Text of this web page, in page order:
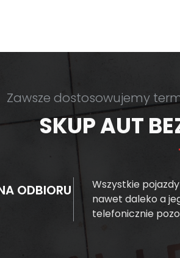
Zawsze dostosowujemy
SKUP AUT
ODBIORU
Wszystkie
nawet daleko a
telefonicznie